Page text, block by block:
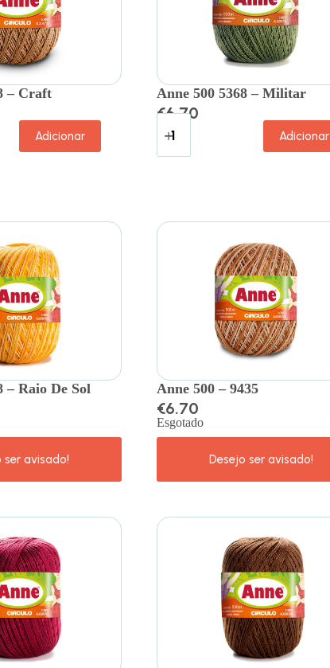
– Craft
Adicionar
Anne 500 5368 – Militar
€6.70
Adicionar
– Raio De Sol Anne 500 – 9435
€6.70
Esgotado